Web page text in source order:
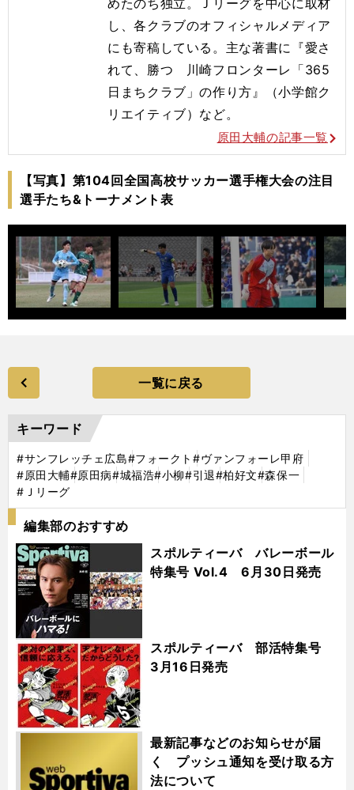
し、各クラブのオフィシャルメディア
にも寄稿している。主な著書に『愛さ
れて、勝つ 川崎フロンターレ「365
日まちクラブ」の作り方』（小学館ク
リエイティブ）など。
原田大輔の記事一覧
【写真】第104回全国高校サッカー選手権大会の注目
選手たち&トーナメント表
一覧に戻る
キーワード
#サンフレッチェ広島#フォークト #ヴァンフォーレ甲府
#原田大輔#原田病#城福浩#小柳#引退#柏好文#森保一
#Ｊリーグ
編集部のおすすめ
スポルティーバ バレーボール
特集号 Vol.4 6月30日発売
スポルティーバ 部活特集号
3月16日発売
最新記事などのお知らせが届
く プッシュ通知を受け取る方
法について